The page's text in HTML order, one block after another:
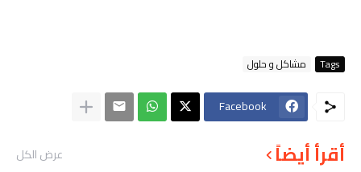
Tags مشاكل و حلول
Facebook
أقرأ أيضاً عرض الكل